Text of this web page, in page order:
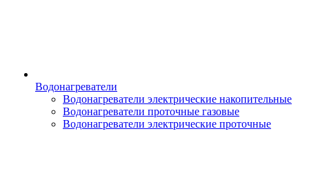
Водонагреватели
Водонагреватели электрические накопительные
Водонагреватели проточные газовые
Водонагреватели электрические проточные